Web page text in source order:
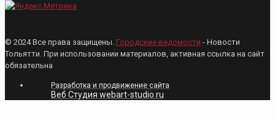
© 2024 Все права защищены. Городские ведомости - Новости
Тольятти. При использовании материалов, активная ссылка на сайт
обязательна
Разработка и продвижение сайта
Веб Студия webart-studio.ru